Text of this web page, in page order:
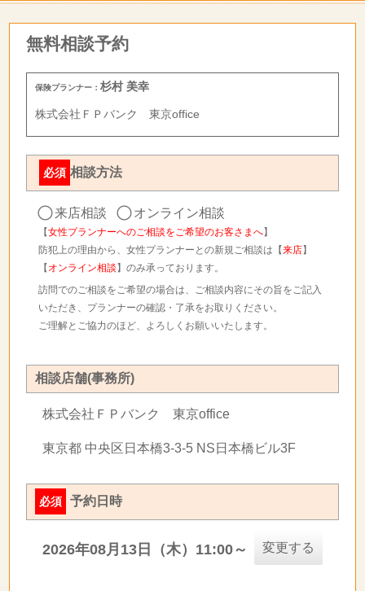
無料相談予約
保険プランナー：杉村 美幸
株式会社ＦＰバンク 東京office
必須 相談方法
来店相談 オンライン相談
【女性プランナーへのご相談をご希望のお客さまへ】
防犯上の理由から、女性プランナーとの新規ご相談は【来店】
【 オンライン相談 】のみ承っております。
訪問でのご相談をご希望の場合は、ご相談内容にその旨をご記入
いただき、プランナーの確認・了承をお取りください。
ご理解とご協力のほど、よろしくお願いいたします。
相談店舗(事務所)
株式会社ＦＰバンク 東京office
東京都 中央区日本橋3-3-5 NS日本橋ビル3F
必須 予約日時
2026年08月13日（木）11:00～ 変更する